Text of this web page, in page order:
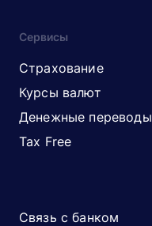
Сервисы
Страхование
Курсы валют
Денежные переводы
Tax Free
Связь с банком